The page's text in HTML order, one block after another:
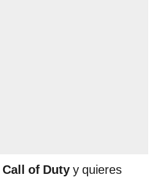
Call of Duty y quieres